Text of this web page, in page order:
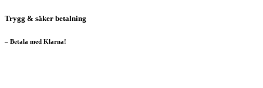
Trygg & säker betalning
– Betala med Klarna!